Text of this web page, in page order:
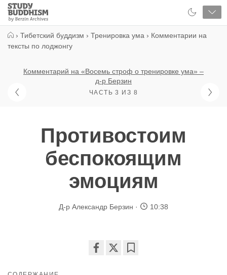
Close
Study
Buddhism
› Тибетский буддизм › Тренировка ума › Комментарии на
тексты по лоджонгу
Комментарий на «Восемь строф о тренировке ума» –
д-р Берзин
ЧАСТЬ 3 ИЗ 8
Противостоим
беспокоящим
эмоциям
Д-р Александр Берзин 10:38